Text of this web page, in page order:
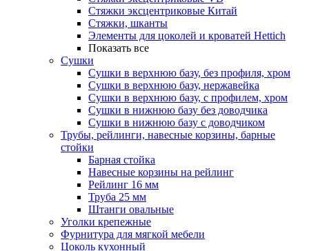
Стяжки эксцентриковые Китай
Стяжки, шканты
Элементы для цоколей и кроватей Hettich
Показать все
Сушки
Сушки в верхнюю базу, без профиля, хром
Сушки в верхнюю базу, нержавейка
Сушки в верхнюю базу, с профилем, хром
Сушки в нижнюю базу без доводчика
Сушки в нижнюю базу с доводчиком
Трубы, рейлинги, навесные корзины, барные
стойки
Барная стойка
Навесные корзины на рейлинг
Рейлинг 16 мм
Труба 25 мм
Штанги овальные
Уголки крепежные
Фурнитура для мягкой мебели
Цоколь кухонный